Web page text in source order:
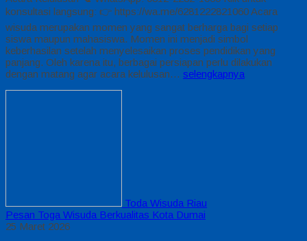
konsultasi langsung: 👉 https://wa.me/6281222821060 Acara
wisuda merupakan momen yang sangat berharga bagi setiap
siswa maupun mahasiswa. Momen ini menjadi simbol
keberhasilan setelah menyelesaikan proses pendidikan yang
panjang. Oleh karena itu, berbagai persiapan perlu dilakukan
dengan matang agar acara kelulusan… selengkapnya
Toda Wisuda Riau
Pesan Toga Wisuda Berkualitas Kota Dumai
25 Maret 2026